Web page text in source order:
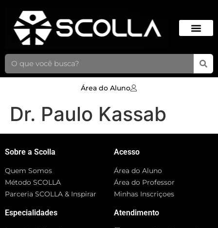
Área do Aluno
Dr. Paulo Kassab
Sobre a Scolla
Quem Somos
Método SCOLLA
Parceria SCOLLA & Inspirar
Especialidades
Acesso
Área do Aluno
Área do Professor
Minhas Inscriçoes
Atendimento